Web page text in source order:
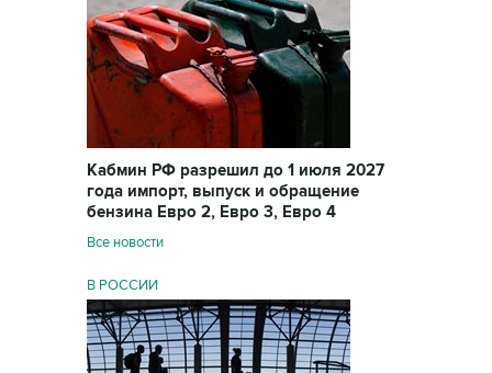
Кабмин РФ разрешил до 1 июля 2027
года импорт, выпуск и обращение
бензина Евро 2, Евро 3, Евро 4
Все новости
В РОССИИ